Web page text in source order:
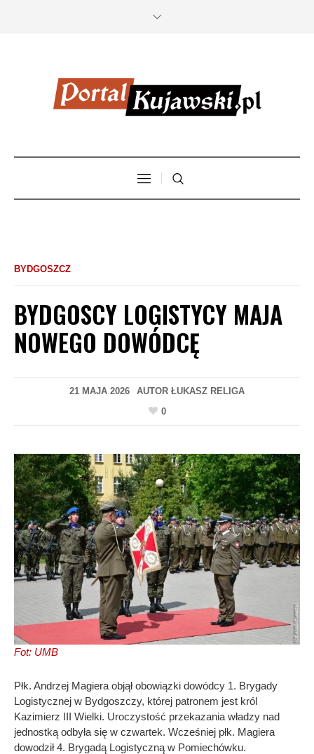
BYDGOSZCZ
BYDGOSCY LOGISTYCY MAJA
NOWEGO DOWÓDCĘ
21 MAJA 2026 AUTOR ŁUKASZ RELIGA
0
Fot: UMB
Płk. Andrzej Magiera objął obowiązki dowódcy 1. Brygady
Logistycznej w Bydgoszczy, której patronem jest król
Kazimierz III Wielki. Uroczystość przekazania władzy nad
jednostką odbyła się w czwartek. Wcześniej płk. Magiera
dowodził 4. Brygadą Logistyczną w Pomiechówku.